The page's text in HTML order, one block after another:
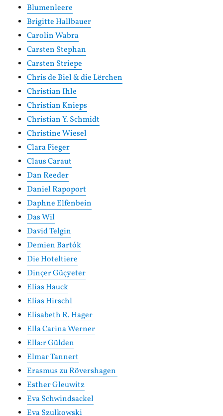
Blumenleere
Brigitte Hallbauer
Carolin Wabra
Carsten Stephan
Carsten Striepe
Chris de Biel & die Lërchen
Christian Ihle
Christian Knieps
Christian Y. Schmidt
Christine Wiesel
Clara Fieger
Claus Caraut
Dan Reeder
Daniel Rapoport
Daphne Elfenbein
Das Wil
David Telgin
Demien Bartók
Die Hoteltiere
Dinçer Güçyeter
Elias Hauck
Elias Hirschl
Elisabeth R. Hager
Ella Carina Werner
Ella:r Gülden
Elmar Tannert
Erasmus zu Rövershagen
Esther Gleuwitz
Eva Schwindsackel
Eva Szulkowski